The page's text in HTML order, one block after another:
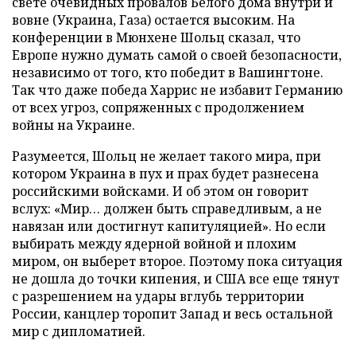
вовне (Украина, Газа) остается высоким. На
конференции в Мюнхене Шольц сказал, что
Европе нужно думать самой о своей безопасности,
независимо от того, кто победит в Вашингтоне.
Так что даже победа Харрис не избавит Германию
от всех угроз, сопряженных с продолжением
войны на Украине.
Разумеется, Шольц не желает такого мира, при
котором Украина в пух и прах будет разнесена
российскими войсками. И об этом он говорит
вслух: «Мир… должен быть справедливым, а не
навязан или достигнут капитуляцией». Но если
выбирать между ядерной войной и плохим
миром, он выберет второе. Поэтому пока ситуация
не дошла до точки кипения, и США все еще тянут
с разрешением на удары вглубь территории
России, канцлер торопит Запад и весь остальной
мир с дипломатией.